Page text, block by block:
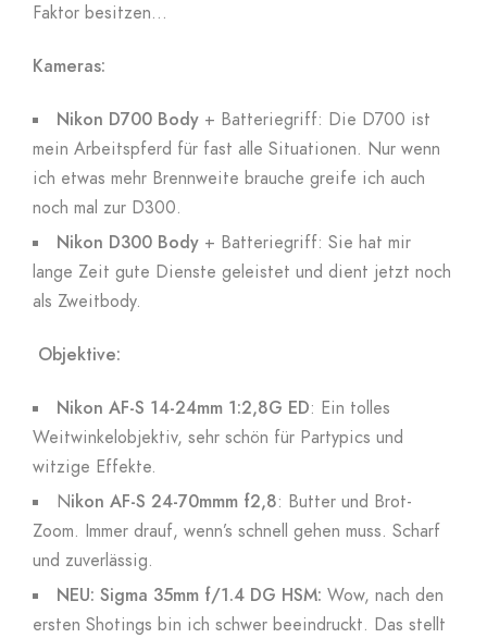
Faktor besitzen…
Kameras:
Nikon D700 Body + Batteriegriff: Die D700 ist
mein Arbeitspferd für fast alle Situationen. Nur wenn
ich etwas mehr Brennweite brauche greife ich auch
noch mal zur D300.
Nikon D300 Body + Batteriegriff: Sie hat mir
lange Zeit gute Dienste geleistet und dient jetzt noch
als Zweitbody.
Objektive:
Nikon AF-S 14-24mm 1:2,8G ED: Ein tolles
Weitwinkelobjektiv, sehr schön für Partypics und
witzige Effekte.
Nikon AF-S 24-70mmm f2,8: Butter und Brot-
Zoom. Immer drauf, wenn’s schnell gehen muss. Scharf
und zuverlässig.
NEU: Sigma 35mm f/1.4 DG HSM: Wow, nach den
ersten Shotings bin ich schwer beeindruckt. Das stellt